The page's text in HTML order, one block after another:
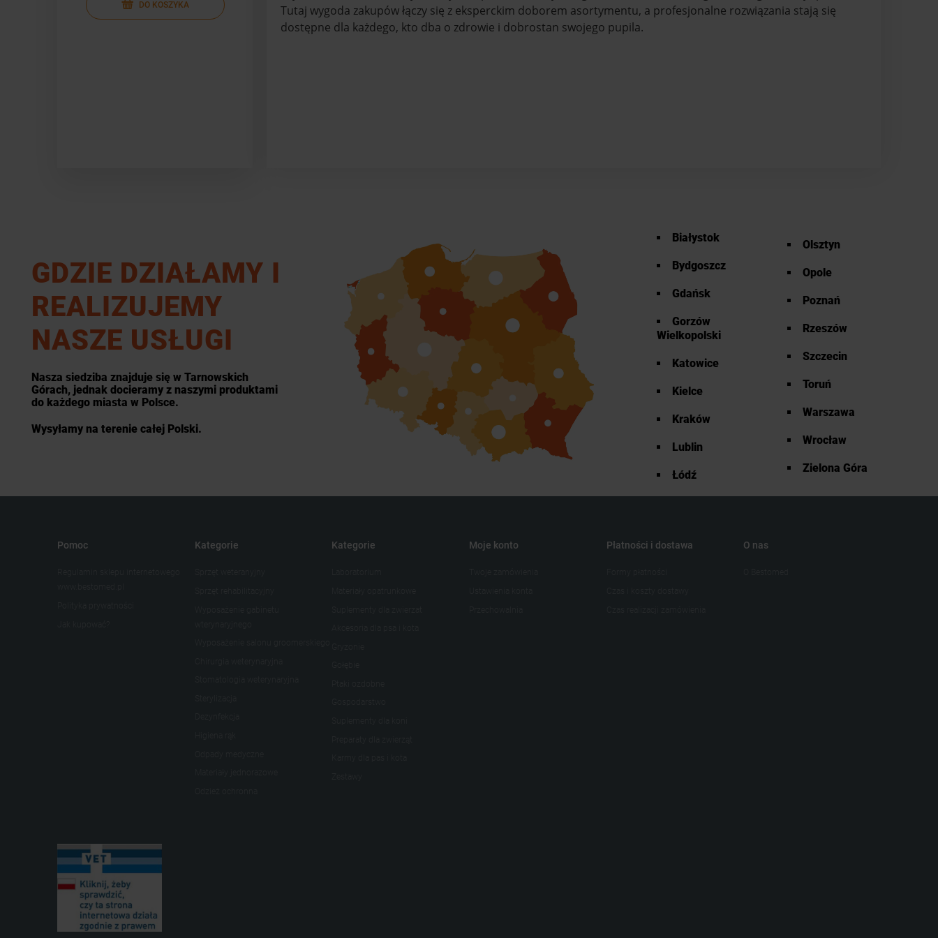
DO KOSZYKA DO KOSZYKA DO KOSZYKA
Tutaj wygoda zakupów łączy się z eksperckim doborem asortymentu, a profesjonalne rozwiązania stają się
dostępne dla każdego, kto dba o zdrowie i dobrostan swojego pupila.
GDZIE DZIAŁAMY I
REALIZUJEMY
NASZE USŁUGI
Nasza siedziba znajduje się w Tarnowskich
Górach, jednak docieramy z naszymi produktami
do każdego miasta w Polsce.
Wysyłamy na terenie całej Polski.
Białystok
Bydgoszcz
Gdańsk
Gorzów
Wielkopolski
Katowice
Kielce
Kraków
Lublin
Łódź
Olsztyn
Opole
Poznań
Rzeszów
Szczecin
Toruń
Warszawa
Wrocław
Zielona Góra
Pomoc Kategorie Kategorie Moje konto Płatności i dostawa O nas